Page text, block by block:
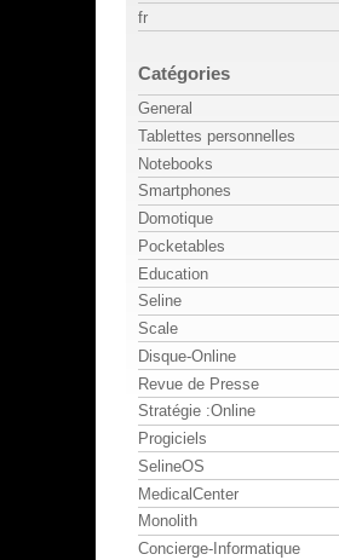
fr
Catégories
General
Tablettes personnelles
Notebooks
Smartphones
Domotique
Pocketables
Education
Seline
Scale
Disque-Online
Revue de Presse
Stratégie :Online
Progiciels
SelineOS
MedicalCenter
Monolith
Concierge-Informatique